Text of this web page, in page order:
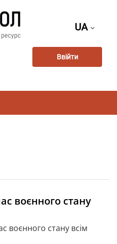
UA
Ввійти
воєнного стану
воєнного стану всім